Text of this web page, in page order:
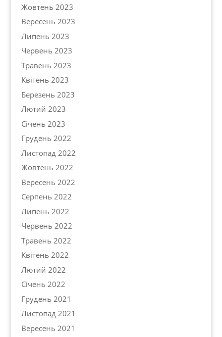
Жовтень 2023
Вересень 2023
Липень 2023
Червень 2023
Травень 2023
Квітень 2023
Березень 2023
Лютий 2023
Січень 2023
Грудень 2022
Листопад 2022
Жовтень 2022
Вересень 2022
Серпень 2022
Липень 2022
Червень 2022
Травень 2022
Квітень 2022
Лютий 2022
Січень 2022
Грудень 2021
Листопад 2021
Вересень 2021